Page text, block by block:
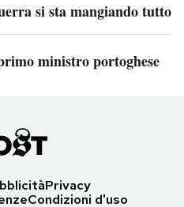
si sta mangiando tutto
ministro portoghese
Privacy
Condizioni d'uso